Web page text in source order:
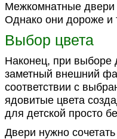
Межкомнатные двери
Однако они дороже и
Выбор цвета
Наконец, при выборе
заметный внешний
соответствии с
ядовитые цвета
для детской просто
Двери нужно